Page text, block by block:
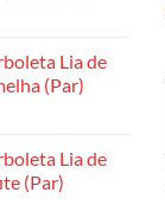
Lia de
(Par)
Lia de
(Par)